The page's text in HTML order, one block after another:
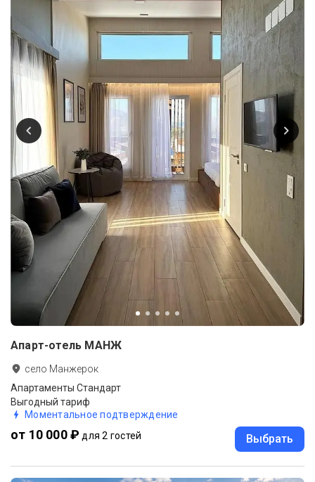
Апарт-отель МАНЖ
село Манжерок
Апартаменты Стандарт
Выгодный тариф
Моментальное подтверждение
от 10 000 ₽ для 2 гостей Выбрать